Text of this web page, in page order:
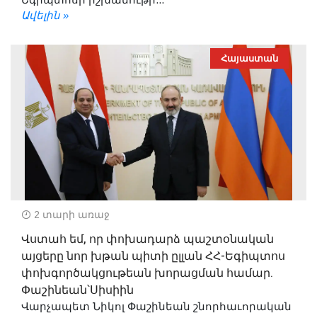
Ավելին »
Հայաստան
2 տարի առաջ
Վստահ եմ, որ փոխադարձ պաշտօնական
այցերը նոր խթան պիտի ըլլան ՀՀ-Եգիպտոս
փոխգործակցութեան խորացման համար.
Փաշինեան՝Սիսիին
Վարչապետ Նիկոլ Փաշինեան շնորհաւորական